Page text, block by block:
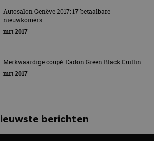
2017: 15 KERSVERSE
Autosalon Genève 2017: 17 betaalbare
nieuwkomers
mrt 2017
Merkwaardige coupé: Eadon Green Black Cuillin
mrt 2017
berichten